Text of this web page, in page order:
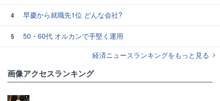
4 早慶から就職先1位 どんな会社?
5
50・60代 オルカンで手堅く運用
経済ニュースランキングをもっと見る
画像アクセスランキング